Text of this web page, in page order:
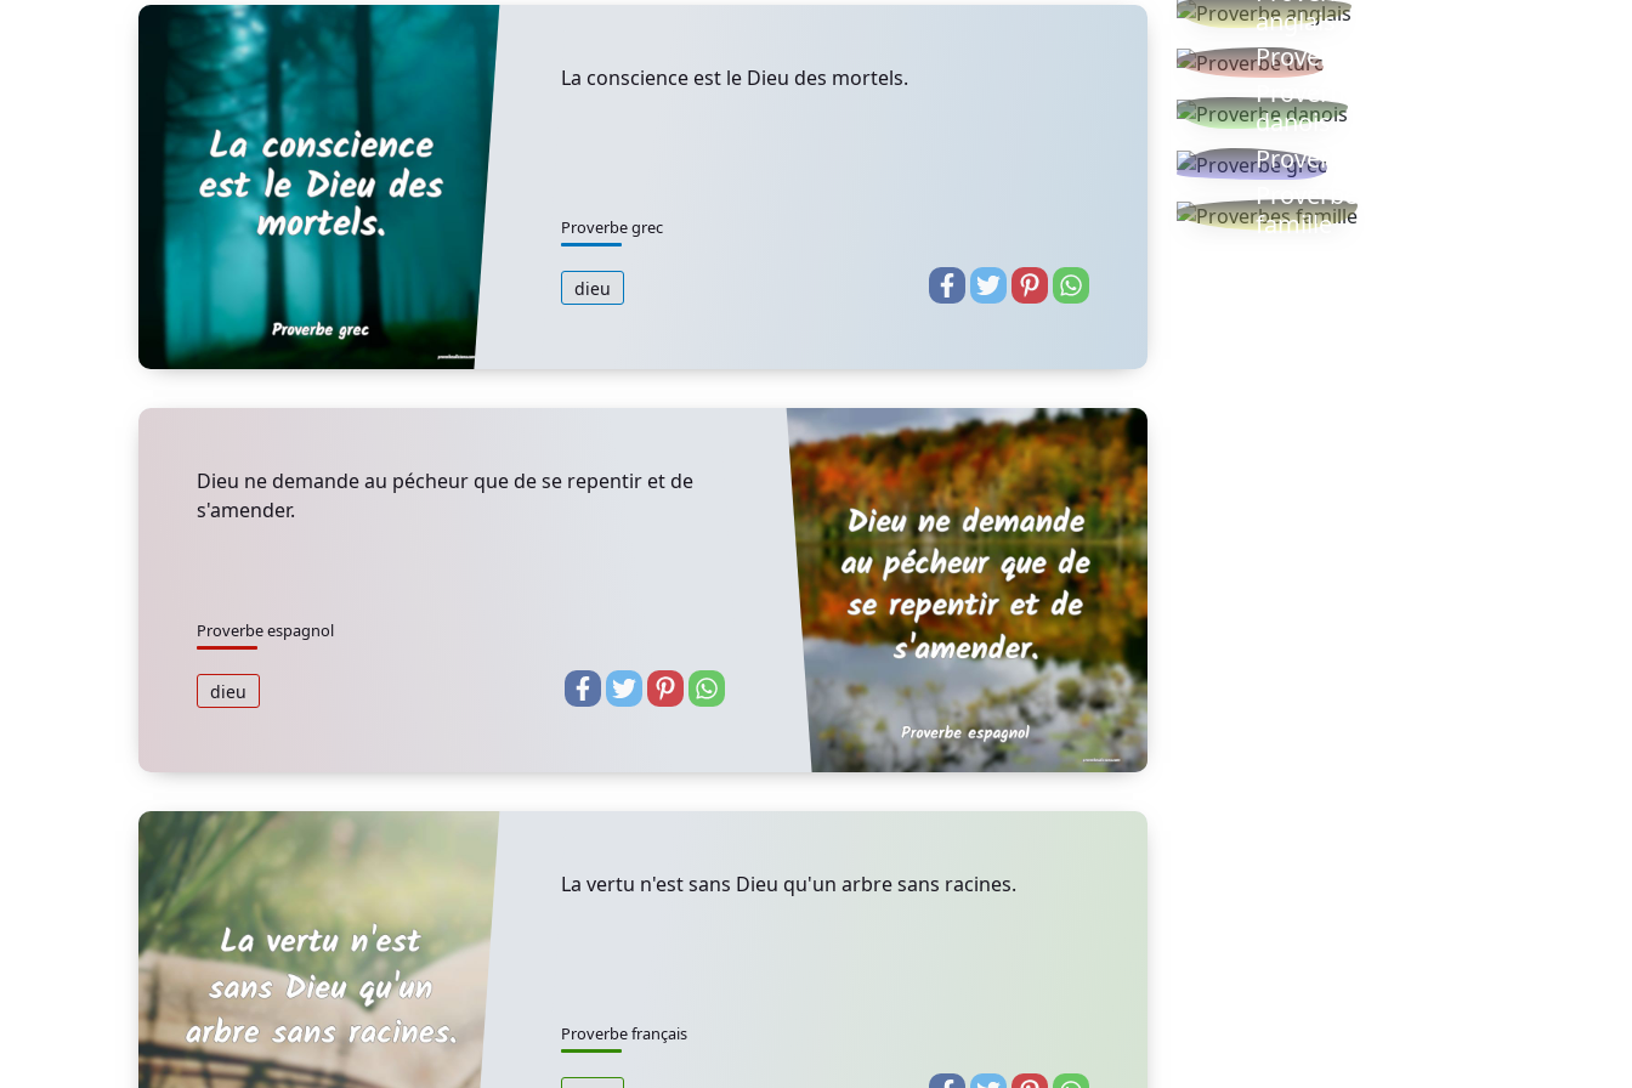
La conscience est le Dieu des mortels.
Proverbe grec
dieu
Dieu ne demande au pécheur que de se repentir et de
s'amender.
Proverbe espagnol
dieu
La vertu n'est sans Dieu qu'un arbre sans racines.
Proverbe français
anglais
Proverbe turc
Proverbe
danois
Proverbe grec
Proverbes
famille